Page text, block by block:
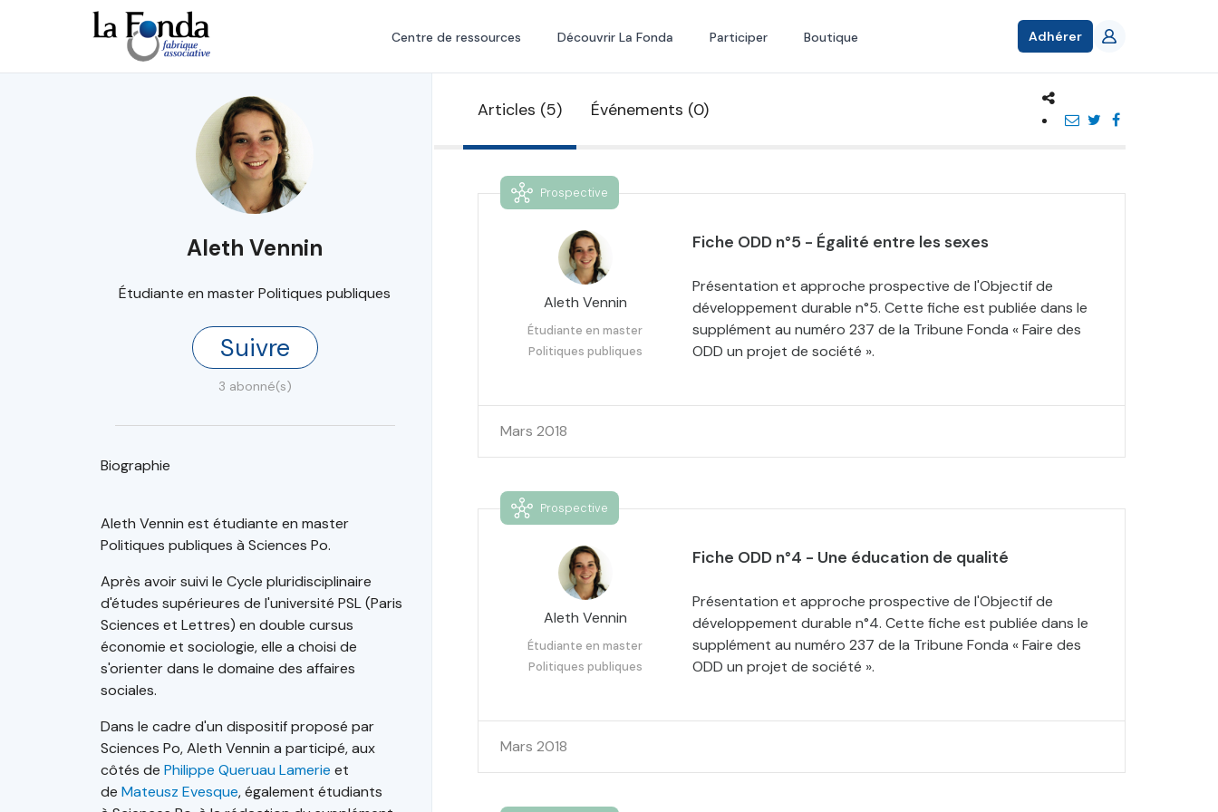
principal
Centre de ressources Découvrir La Fonda Participer Boutique Adhérer
Aleth Vennin
Étudiante en master Politiques publiques
Suivre
3 abonné(s)
Biographie
Aleth Vennin est étudiante en master
Politiques publiques à Sciences Po.
Après avoir suivi le Cycle pluridisciplinaire
d'études supérieures de l'université PSL (Paris
Sciences et Lettres) en double cursus
économie et sociologie, elle a choisi de
s'orienter dans le domaine des affaires
sociales.
Dans le cadre d'un dispositif proposé par
Sciences Po, Aleth Vennin a participé, aux
côtés de Philippe Queruau Lamerie et
de Mateusz Evesque, également étudiants
Articles (5) Événements (0)
Prospective
Aleth Vennin
Étudiante en master
Politiques publiques
Fiche ODD n°5 - Égalité entre les sexes
Présentation et approche prospective de l'Objectif de
développement durable n°5. Cette fiche est publiée dans le
supplément au numéro 237 de la Tribune Fonda « Faire des
ODD un projet de société ».
Mars 2018
Prospective
Aleth Vennin
Étudiante en master
Politiques publiques
Fiche ODD n°4 - Une éducation de qualité
Présentation et approche prospective de l'Objectif de
développement durable n°4. Cette fiche est publiée dans le
supplément au numéro 237 de la Tribune Fonda « Faire des
ODD un projet de société ».
Mars 2018